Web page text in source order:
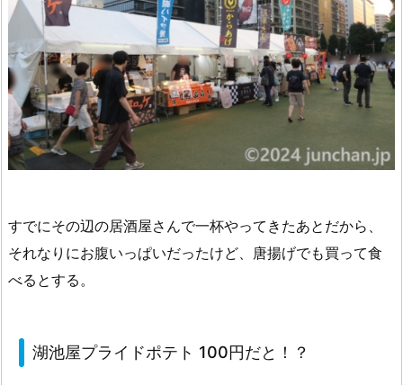
すでにその辺の居酒屋さんで一杯やってきたあとだから、
それなりにお腹いっぱいだったけど、唐揚げでも買って食
べるとする。
湖池屋プライドポテト 100円だと！？